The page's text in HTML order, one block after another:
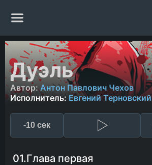
Главная
Жанры
Авторы
Исполнители
Дуэль
Автор:Антон Павлович Чехов
Исполнитель: Евгений Терновский
-10 сек
01.Глава первая